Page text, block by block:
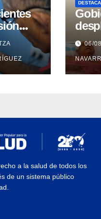
con
06/
a la salud de todos los
de un sistema público